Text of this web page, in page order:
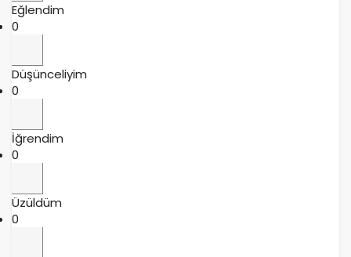
Eğlendim
0
Düşünceliyim
0
İğrendim
0
Üzüldüm
0